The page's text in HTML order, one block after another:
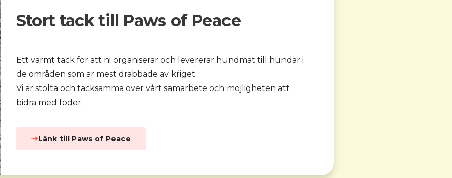
Stort tack till Paws of Peace
Ett varmt tack för att ni organiserar och levererar hundmat till hundar i
de områden som är mest drabbade av kriget.
Vi är stolta och tacksamma över vårt samarbete och möjligheten att
bidra med foder.
Länk till Paws of Peace